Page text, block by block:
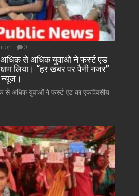
0
अधिक से अधिक युवाओं ने फर्स्ट एड
लिया। “हर खबर पर पैनी नजर”
न्यूज।
से अधिक युवाओं ने फर्स्ट एड का एकदिवसीय